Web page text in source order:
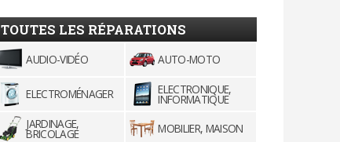
TOUTES LES RÉPARATIONS
AUDIO-VIDÉO AUTO-MOTO
ELECTROMÉNAGER ELECTRONIQUE,
INFORMATIQUE
JARDINAGE,
BRICOLAGE
MOBILIER, MAISON